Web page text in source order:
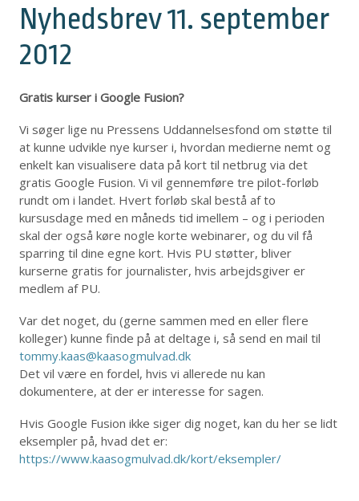
Nyhedsbrev 11. september
2012
Gratis kurser i Google Fusion?
Vi søger lige nu Pressens Uddannelsesfond om støtte til
at kunne udvikle nye kurser i, hvordan medierne nemt og
enkelt kan visualisere data på kort til netbrug via det
gratis Google Fusion. Vi vil gennemføre tre pilot-forløb
rundt om i landet. Hvert forløb skal bestå af to
kursusdage med en måneds tid imellem – og i perioden
skal der også køre nogle korte webinarer, og du vil få
sparring til dine egne kort. Hvis PU støtter, bliver
kurserne gratis for journalister, hvis arbejdsgiver er
medlem af PU.
Var det noget, du (gerne sammen med en eller flere
kolleger) kunne finde på at deltage i, så send en mail til
tommy.kaas@kaasogmulvad.dk
Det vil være en fordel, hvis vi allerede nu kan
dokumentere, at der er interesse for sagen.
Hvis Google Fusion ikke siger dig noget, kan du her se lidt
eksempler på, hvad det er:
https://www.kaasogmulvad.dk/kort/eksempler/